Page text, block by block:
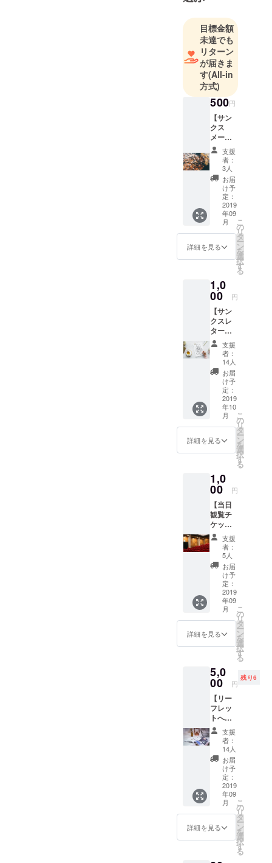
ログラムを
企画・運営
し、産業創
出のために
地域のス
タートアッ
プを支援。
東京都内・
大阪府の起
業家支援プ
ロジェクト
などでメン
ターを担
・2019年3月
にはキャリ
ア教育の一
環として、
から学ぶ、
自分の価値
を発見する
セミナー」
などを実
施。2019年4
月に全国各
地の人や地
域の強みを
引き出し、
育てること
を使命と感
じ、改めて
2020年度は
大手企業の
新規事業創
出に関わる
プロジェク
トをハンズ
オン支援、
また自らも
コーヒーに
関する事業
タートし
目標金額
未達でも
リターン
が届きま
す(All-in
方式)
500円
【サン
クス
メー
ル 500
円（税
み）】
運営の
趣旨に
ご賛同
頂いた
方向け
のプラ
ンで
す。 お
礼の気
めた、
サンク
スメー
ルをお
届けい
たしま
す。
支援
者：
3人
お届
け予
定：
2019
年09
月
詳細を見る
こ
の
リ
タ
ー
ン
を
選
択
す
る
1,0
00 円
【サン
クスレ
ター
1,000円
（税
込）】
趣旨に
賛同頂
いた方
に、イ
ベント
の記録
ととも
にご報
告のサ
ンクス
をお送
りいた
しま
す。 発
送は10
月中旬
を予定
してい
ます。
支援
者：
14人
お届
け予
定：
2019
年10
月
詳細を見る
こ
の
リ
タ
ー
ン
を
選
択
す
る
1,0
00 円
【当日
観覧チ
ケット
1,000円
（税
込）】
当日の
観覧用
のチ
ケット
を優先
的にご
用意し
ます。
学生は
無料で
きます
が、大
人から
のプレ
ゼント
とされ
る場合
は、前
方の席
をご用
意いた
しま
す。
（※プレ
ゼント
の場
合、備
支援
者：
5人
お届
け予
定：
2019
年09
月
詳細を見る
こ
の
リ
タ
ー
ン
を
選
択
す
る
5,0
00 円
残り6
【リー
フレッ
トへ協
賛企業
名を掲
載
5,000円
（税
込）】
残り20
個（限
定20
個） 当
日に配
布する
リーフ
支援
者：
14人
お届
け予
定：
2019
年09
月
詳細を見る
こ
の
リ
タ
ー
ン
を
選
択
す
る